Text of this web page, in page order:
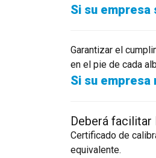
Si su
Garantizar el
en el pie de cada
Si su
Deberá
Certificado de
equivalente.